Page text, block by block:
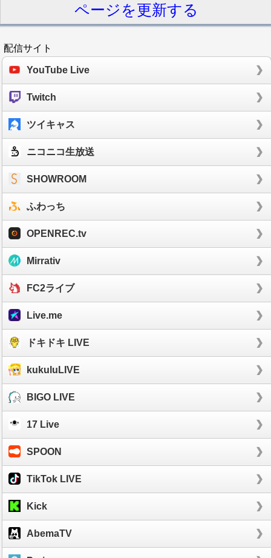
ページを更新する
配信サイト
YouTube Live
Twitch
ツイキャス
ニコニコ生放送
SHOWROOM
ふわっち
OPENREC.tv
Mirrativ
FC2ライブ
Live.me
ドキドキ LIVE
kukuluLIVE
BIGO LIVE
17 Live
SPOON
TikTok LIVE
Kick
AbemaTV